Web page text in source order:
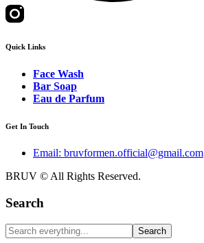
Quick Links
Face Wash
Bar Soap
Eau de Parfum
Get In Touch
Email: bruvformen.official@gmail.com
BRUV © All Rights Reserved.
Search
Search